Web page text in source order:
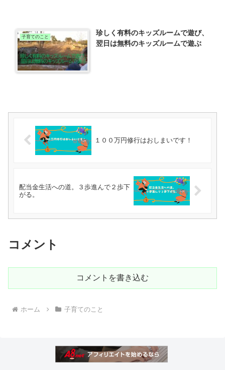
子育てのこと
珍しく有料のキッズルームで遊び、
翌日は無料のキッズルームで遊ぶ
１００万円修行はおしまいです！
配当金生活への道。３歩進んで２歩下
がる。
コメント
コメントを書き込む
ホーム 子育てのこと